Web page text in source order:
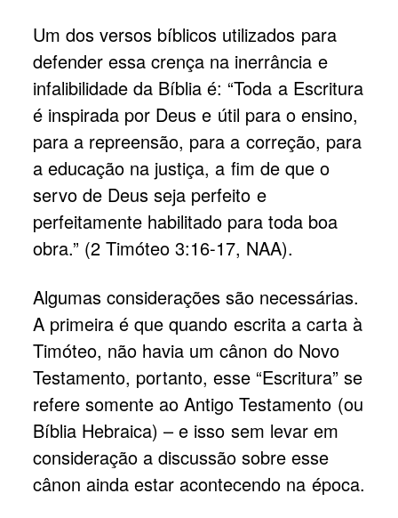
Um dos versos bíblicos utilizados para
defender essa crença na inerrância e
infalibilidade da Bíblia é: “Toda a Escritura
é inspirada por Deus e útil para o ensino,
para a repreensão, para a correção, para
a educação na justiça, a fim de que o
servo de Deus seja perfeito e
perfeitamente habilitado para toda boa
obra.” (2 Timóteo 3:16-17, NAA).
Algumas considerações são necessárias.
A primeira é que quando escrita a carta à
Timóteo, não havia um cânon do Novo
Testamento, portanto, esse “Escritura” se
refere somente ao Antigo Testamento (ou
Bíblia Hebraica) – e isso sem levar em
consideração a discussão sobre esse
cânon ainda estar acontecendo na época.